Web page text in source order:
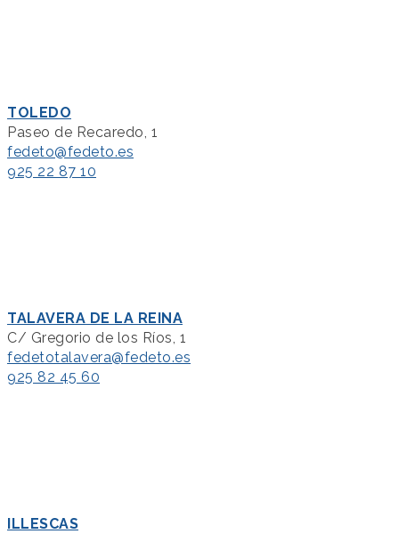
TOLEDO
Paseo de Recaredo, 1
fedeto@fedeto.es
925 22 87 10
TALAVERA DE LA REINA
C/ Gregorio de los Ríos, 1
fedetotalavera@fedeto.es
925 82 45 60
ILLESCAS